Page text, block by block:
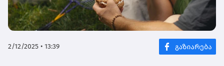
2/12/2025 • 13:39